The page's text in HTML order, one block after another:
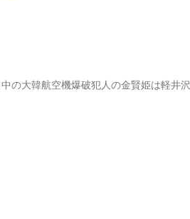
大韓航空機爆破犯人の金賢姫は軽井沢